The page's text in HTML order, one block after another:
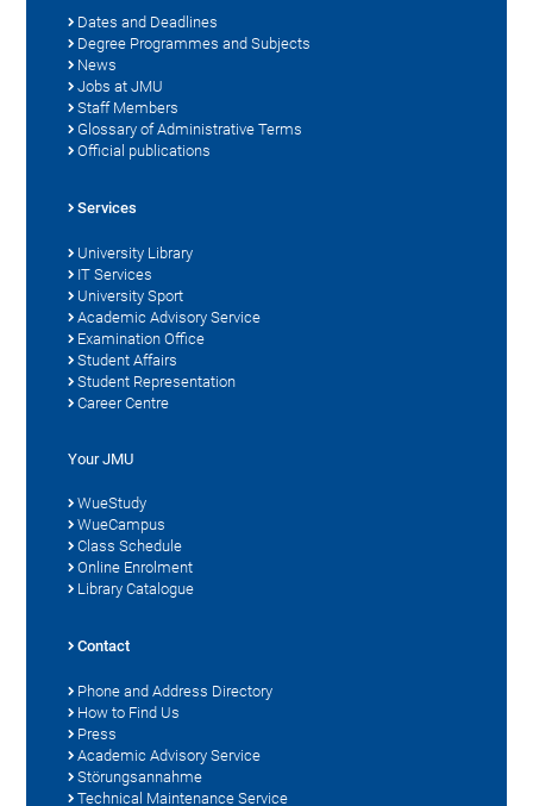
Dates and Deadlines
Degree Programmes and Subjects
News
Jobs at JMU
Staff Members
Glossary of Administrative Terms
Official publications
Services
University Library
IT Services
University Sport
Academic Advisory Service
Examination Office
Student Affairs
Student Representation
Career Centre
Your JMU
WueStudy
WueCampus
Class Schedule
Online Enrolment
Library Catalogue
Contact
Phone and Address Directory
How to Find Us
Press
Academic Advisory Service
Störungsannahme
Technical Maintenance Service